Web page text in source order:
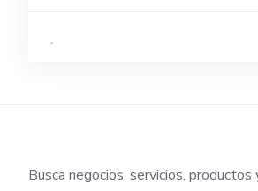
Busca negocios, servicios,